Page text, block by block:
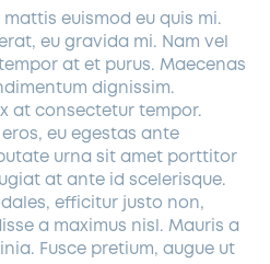
euismod eu quis mi.
eu gravida mi. Nam vel
at et purus. Maecenas
dignissim.
at consectetur tempor.
eu egestas ante
urna sit amet porttitor
at ante id scelerisque.
efficitur justo non,
a maximus nisl. Mauris a
Fusce pretium, augue ut